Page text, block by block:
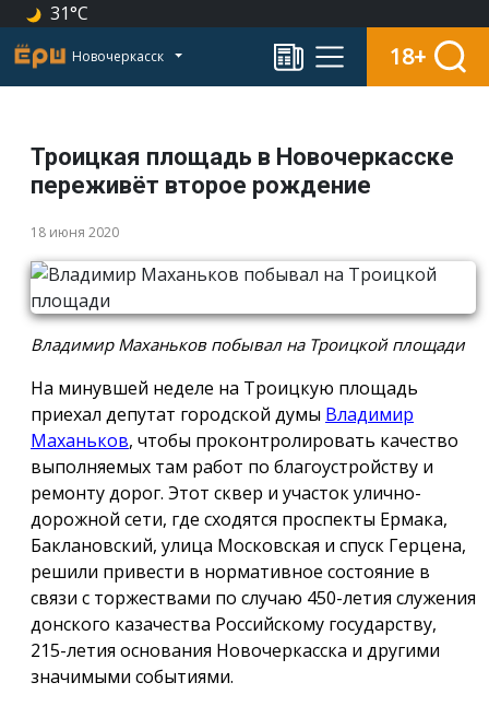
31°C
Новочеркасск 18+
Троицкая площадь в Новочеркасске
переживёт второе рождение
18 июня 2020
Владимир Маханьков побывал на Троицкой площади
На минувшей неделе на Троицкую площадь
приехал депутат городской думы Владимир
Маханьков, чтобы проконтролировать качество
выполняемых там работ по благоустройству и
ремонту дорог. Этот сквер и участок улично-
дорожной сети, где сходятся проспекты Ермака,
Баклановский, улица Московская и спуск Герцена,
решили привести в нормативное состояние в
связи с торжествами по случаю 450-летия служения
донского казачества Российскому государству,
215-летия основания Новочеркасска и другими
значимыми событиями.